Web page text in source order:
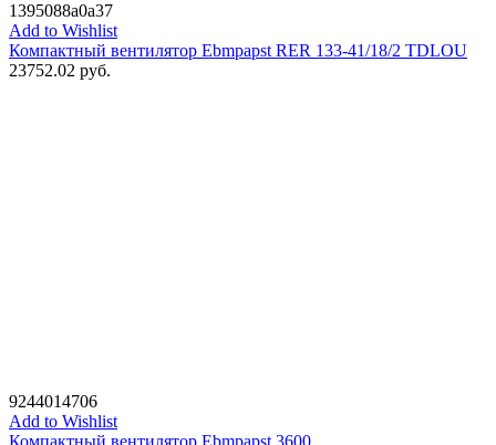
1395088a0a37
Add to Wishlist
Компактный вентилятор Ebmpapst RER 133-41/18/2 TDLOU
23752.02 руб.
9244014706
Add to Wishlist